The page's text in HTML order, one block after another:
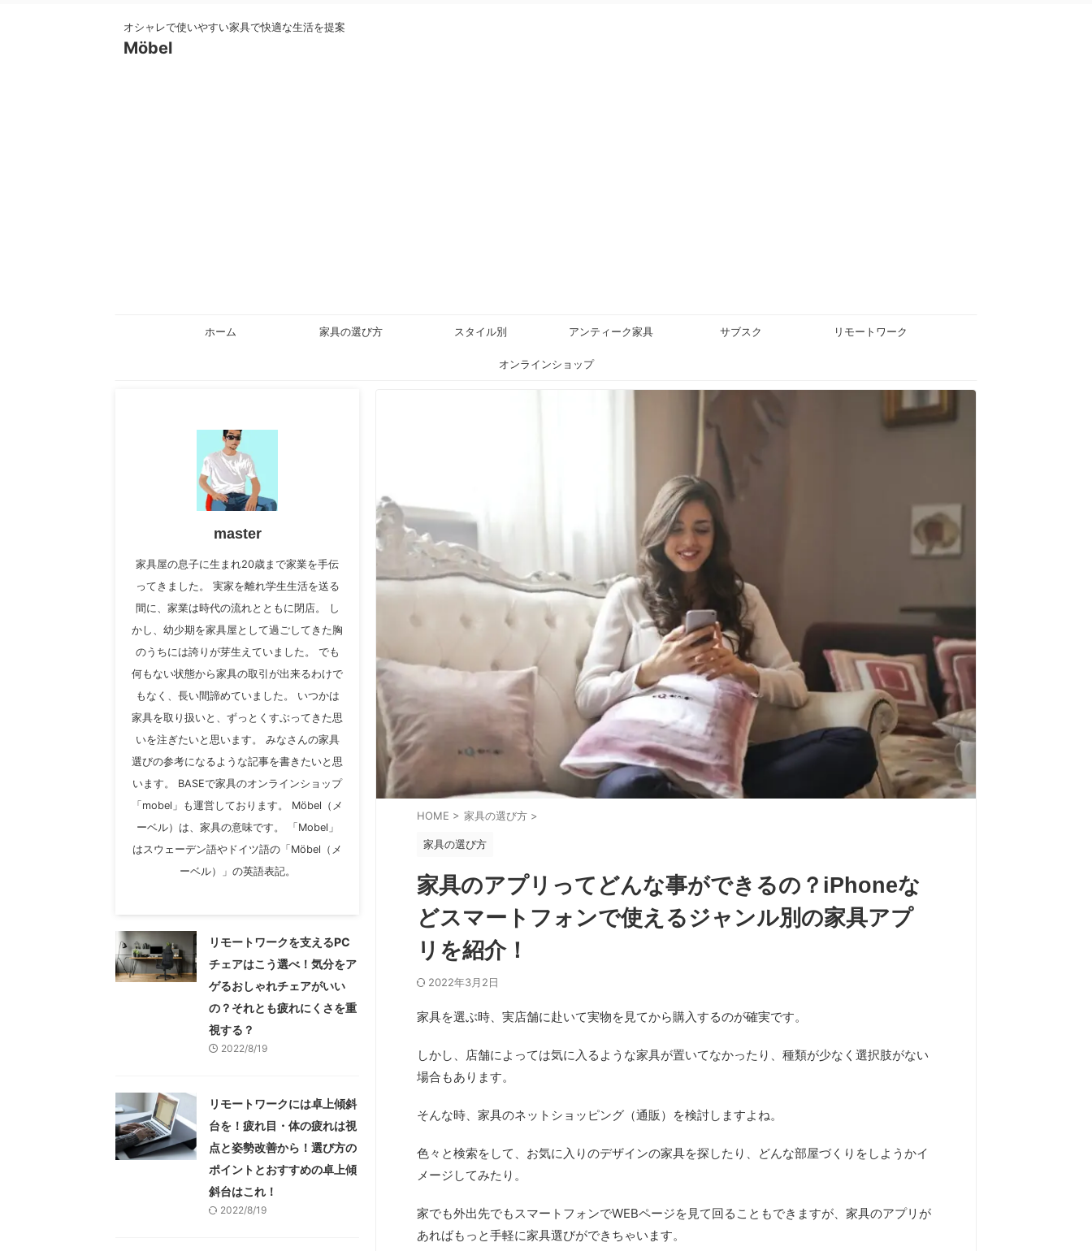
オシャレで使いやすい家具で快適な生活を提案
Möbel
ホーム 家具の選び方 スタイル別 アンティーク家具 サブスク リモートワーク
オンラインショップ
HOME > 家具の選び方 >
家具の選び方
家具のアプリってどんな事ができるの？iPhoneな
どスマートフォンで使えるジャンル別の家具アプ
リを紹介！
2022年3月2日
家具を選ぶ時、実店舗に赴いて実物を見てから購入するのが確実です。
しかし、店舗によっては気に入るような家具が置いてなかったり、種類が少なく選択肢がない
場合もあります。
そんな時、家具のネットショッピング（通販）を検討しますよね。
色々と検索をして、お気に入りのデザインの家具を探したり、どんな部屋づくりをしようかイ
メージしてみたり。
家でも外出先でもスマートフォンでWEBページを見て回ることもできますが、家具のアプリが
あればもっと手軽に家具選びができちゃいます。
master
家具屋の息子に生まれ20歳まで家業を手伝
ってきました。 実家を離れ学生生活を送る
間に、家業は時代の流れとともに閉店。 し
かし、幼少期を家具屋として過ごしてきた胸
のうちには誇りが芽生えていました。 でも
何もない状態から家具の取引が出来るわけで
もなく、長い間諦めていました。 いつかは
家具を取り扱いと、ずっとくすぶってきた思
いを注ぎたいと思います。 みなさんの家具
選びの参考になるような記事を書きたいと思
います。 BASEで家具のオンラインショップ
「mobel」も運営しております。 Möbel（メ
ーベル）は、家具の意味です。 「Mobel」
はスウェーデン語やドイツ語の「Möbel（メ
ーベル）」の英語表記。
リモートワークを支えるPC
チェアはこう選べ！気分をア
ゲるおしゃれチェアがいい
の？それとも疲れにくさを重
視する？
2022/8/19
リモートワークには卓上傾斜
台を！疲れ目・体の疲れは視
点と姿勢改善から！選び方の
ポイントとおすすめの卓上傾
斜台はこれ！
2022/8/19